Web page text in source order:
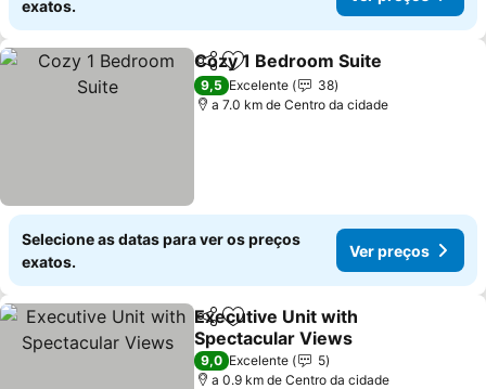
exatos.
PartilharAdicionar aos favoritos
Cozy 1 Bedroom Suite
9,5 Excelente
38
a 7.0 km de Centro da cidade
Selecione as datas para ver os preços
exatos.
Ver preços
PartilharAdicionar aos favoritos
Executive Unit with
Spectacular Views
Ver preços
9,0 Excelente
5
a 0.9 km de Centro da cidade